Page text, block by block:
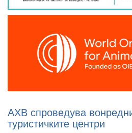
АХВ спроведува
туристичките центри